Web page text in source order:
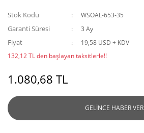
Stok Kodu WSOAL-653-35
Garanti Süresi 3 Ay
Fiyat
19,58 USD + KDV
132,12 TL den başlayan taksitlerle!!
1.080,68 TL
GELİNCE HABER VER